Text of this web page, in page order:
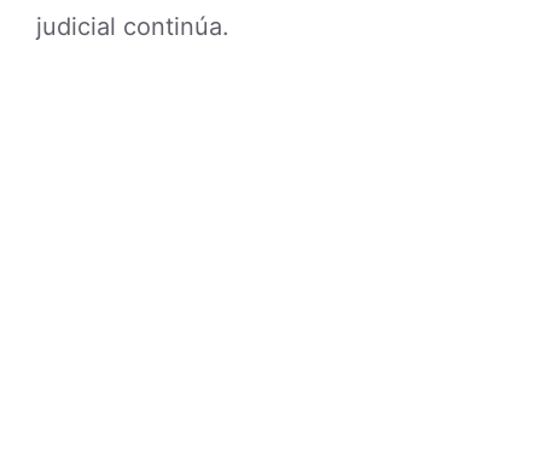
judicial continúa.